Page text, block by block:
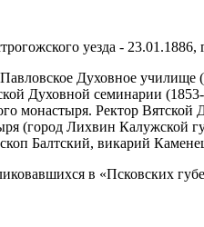
уезда -
Духовное
Духовной семинарии
монастыря. Ректор
(город Лихвин Калужской
Балтский, викарий
в «Псковских